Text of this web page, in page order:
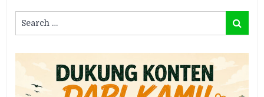
for:
Search